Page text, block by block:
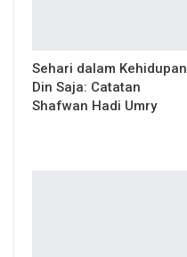
Sehari dalam Kehidupan
Din Saja: Catatan
Shafwan Hadi Umry